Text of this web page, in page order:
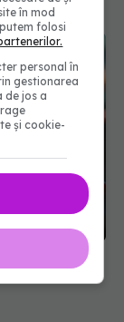
în mod
folosi
personal în
gestionarea
de jos a
și cookie-